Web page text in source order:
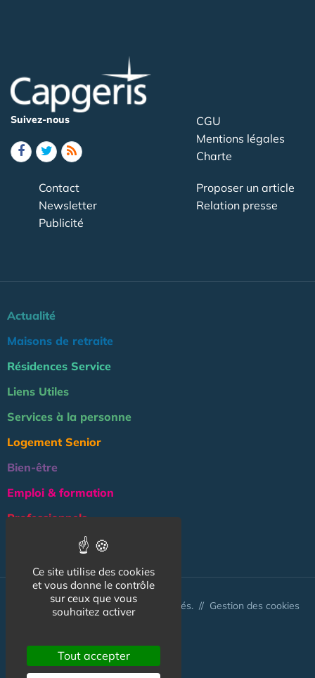
Suivez-nous
CGU
Mentions légales
Charte
Contact
Newsletter
Publicité
Proposer un article
Relation presse
Actualité
Maisons de retraite
Résidences Service
Liens Utiles
Services à la personne
Logement Senior
Bien-être
Emploi & formation
Professionnels
NOS AUTRES SITES :
© Australis 2026 - Tous droits réservés. // Gestion des cookies
Ce site utilise des cookies
et vous donne le contrôle
sur ceux que vous
souhaitez activer
Tout accepter